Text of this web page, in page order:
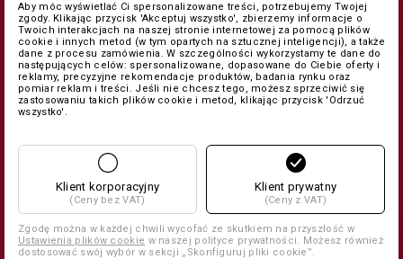
Aby móc wyświetlać Ci spersonalizowane treści, potrzebujemy Twojej
zgody. Klikając przycisk 'Akceptuj wszystko', zbierzemy informacje o
Twoich interakcjach na naszej stronie internetowej za pomocą plików
cookie i innych metod (w tym opartych na sztucznej inteligencji), a także
dane z procesu zamówienia. W szczególności wykorzystamy te dane do
następujących celów: spersonalizowane, dopasowane do Ciebie oferty i
reklamy, precyzyjne rekomendacje produktów, badania rynku oraz
pomiar reklam i treści. Jeśli nie chcesz tego, możesz sprzeciwić się
zastosowaniu takich plików cookie i metod, klikając przycisk 'Odrzuć
wszystko'.
Klient korporacyjny
(Ceny bez VAT)
Klient prywatny
(Ceny z VAT)
Zgodę można w każdej chwili wycofać ze skutkiem na przyszłość w
Ustawienia plików cookie w naszej polityce prywatności. Możesz również
dostosować swój wybór w sekcji „Skonfiguruj pliki cookie”.